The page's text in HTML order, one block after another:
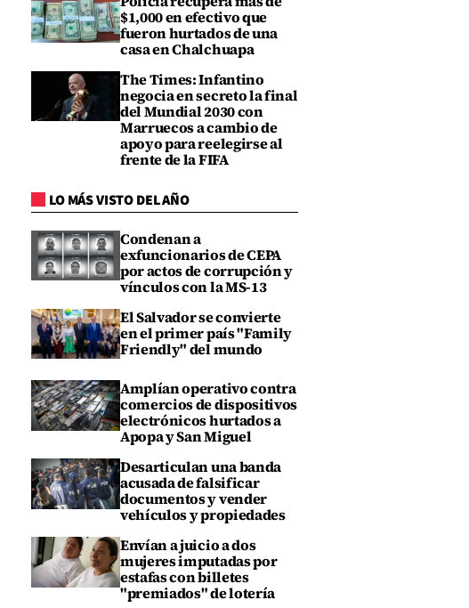
$1,000 en efectivo que
fueron hurtados de una
casa en Chalchuapa
The Times: Infantino
negocia en secreto la final
del Mundial 2030 con
Marruecos a cambio de
apoyo para reelegirse al
frente de la FIFA
LO MÁS VISTO DEL AÑO
Condenan a
exfuncionarios de CEPA
por actos de corrupción y
vínculos con la MS-13
El Salvador se convierte
en el primer país "Family
Friendly" del mundo
Amplían operativo contra
comercios de dispositivos
electrónicos hurtados a
Apopa y San Miguel
Desarticulan una banda
acusada de falsificar
documentos y vender
vehículos y propiedades
Envían a juicio a dos
mujeres imputadas por
estafas con billetes
"premiados" de lotería